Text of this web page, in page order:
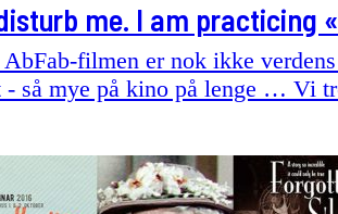
disturb me. I am practicing
filmen er nok ikke
så mye på kino på lenge … Vi